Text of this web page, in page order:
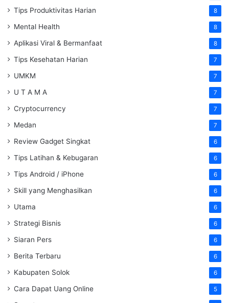
Tips Produktivitas Harian 8
Mental Health 8
Aplikasi Viral & Bermanfaat 8
Tips Kesehatan Harian 7
UMKM 7
U T A M A 7
Cryptocurrency 7
Medan 7
Review Gadget Singkat 6
Tips Latihan & Kebugaran 6
Tips Android / iPhone 6
Skill yang Menghasilkan 6
Utama 6
Strategi Bisnis 6
Siaran Pers 6
Berita Terbaru 6
Kabupaten Solok 6
Cara Dapat Uang Online 5